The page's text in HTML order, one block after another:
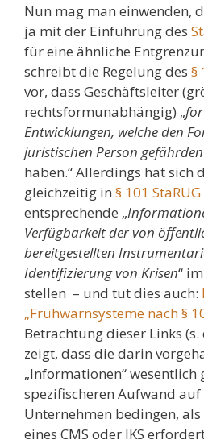
Nun mag man einwenden,
ja mit der Einführung des
für eine ähnliche
schreibt die Regelung des §
vor, dass Geschäftsleiter
rechtsformunabhängig) „
Entwicklungen, welche den
juristischen Person
haben.“ Allerdings hat sich
gleichzeitig in § 101 StaRUG
entsprechende „
Verfügbarkeit der von
bereitgestellten
Identifizierung von Krisen“
stellen – und tut dies auch:
„Frühwarnsysteme nach §
Betrachtung dieser Links
zeigt, dass die darin
„Informationen“ wesentlich
spezifischeren Aufwand auf
Unternehmen bedingen,
eines CMS oder IKS